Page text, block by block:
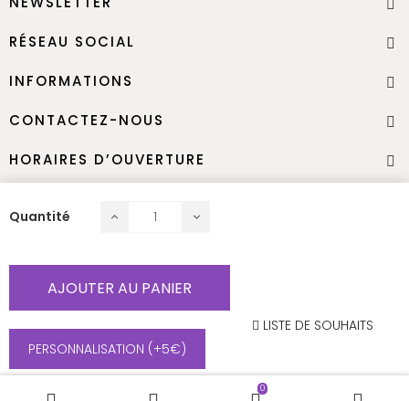
0
Quantité
AJOUTER AU PANIER
PERSONNALISATION (+5€)
LISTE DE SOUHAITS
RÉSEAU SOCIAL
INFORMATIONS
CONTACTEZ-NOUS
HORAIRES D’OUVERTURE